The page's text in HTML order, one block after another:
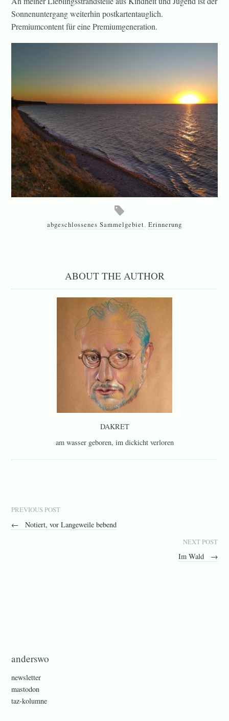
Sonnenuntergang weiterhin postkartentauglich.
Premiumcontent für eine Premiumgeneration.
abgeschlossenes Sammelgebiet, Erinnerung
ABOUT THE AUTHOR
DAKRET
am wasser geboren, im dickicht verloren
PREVIOUS POST
← Notiert, vor Langeweile bebend
NEXT POST
Im Wald →
anderswo
newsletter
mastodon
taz-kolumne